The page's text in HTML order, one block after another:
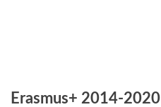
Erasmus+ 2014-2020